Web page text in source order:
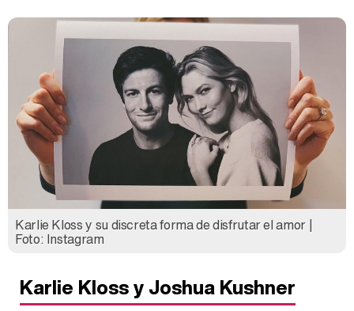
Karlie Kloss y su discreta forma de disfrutar el amor |
Foto: Instagram
Karlie Kloss y Joshua Kushner